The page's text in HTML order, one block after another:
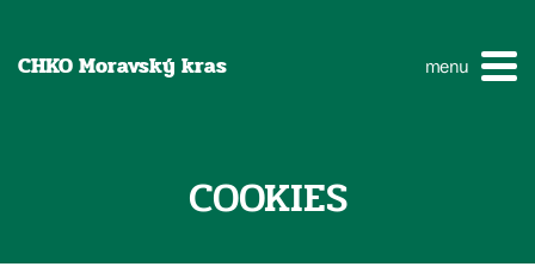
CHKO Moravský kras menu
COOKIES